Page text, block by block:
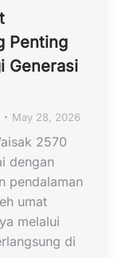
Penting
Generasi
May 28, 2026
2570
dengan
pendalaman
umat
melalui
di